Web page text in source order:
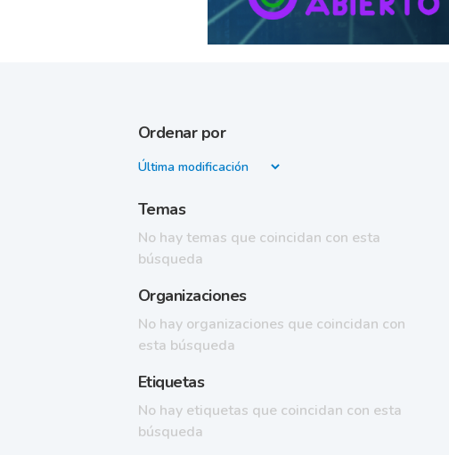
Ordenar por
Temas
No hay temas que coincidan con esta
búsqueda
Organizaciones
No hay organizaciones que coincidan con
esta búsqueda
Etiquetas
No hay etiquetas que coincidan con esta
búsqueda